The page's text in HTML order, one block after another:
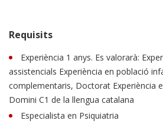
Requisits
Experiència 1 anys. Es valorarà:
assistencials Experiència en població
complementaris, Doctorat Experiència
Domini C1 de la llengua catalana
Especialista en Psiquiatria